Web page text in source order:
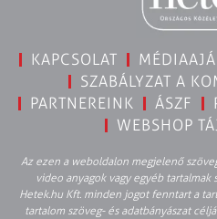
KAPCSOLAT
SZABÁLYZAT A
PARTNEREINK
ÁSZF
WEBSHOP
Az ezen a weboldalon megjelenő
video anyagok vagy egyéb
Hetek.hu Kft. minden jogot fenntart a
tartalom szöveg- és adatbányászat